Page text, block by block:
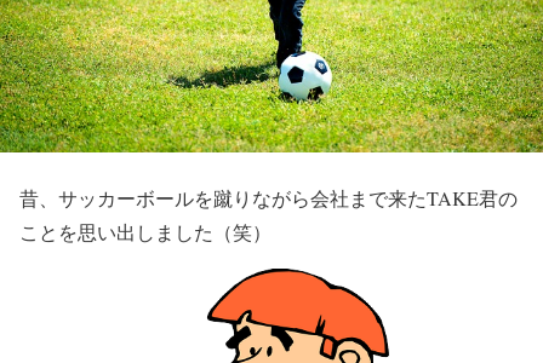
昔、サッカーボールを蹴りながら会社まで来たTAKE君の
ことを思い出しました（笑）